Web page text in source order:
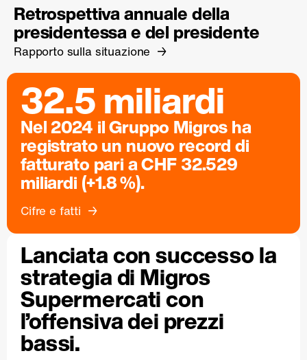
Retrospettiva annuale della
presidentessa e del presidente
Rapporto sulla situazione
32.5 miliardi
Nel 2024 il Gruppo Migros ha
registrato un nuovo record di
fatturato pari a CHF 32.529
miliardi (+1.8 %).
Cifre e fatti
Lanciata con successo la
strategia di Migros
Supermercati con
l’offensiva dei prezzi
bassi.